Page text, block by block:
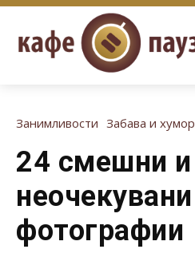
Занимливости Забава и хумор
24 смешни и
фотографии